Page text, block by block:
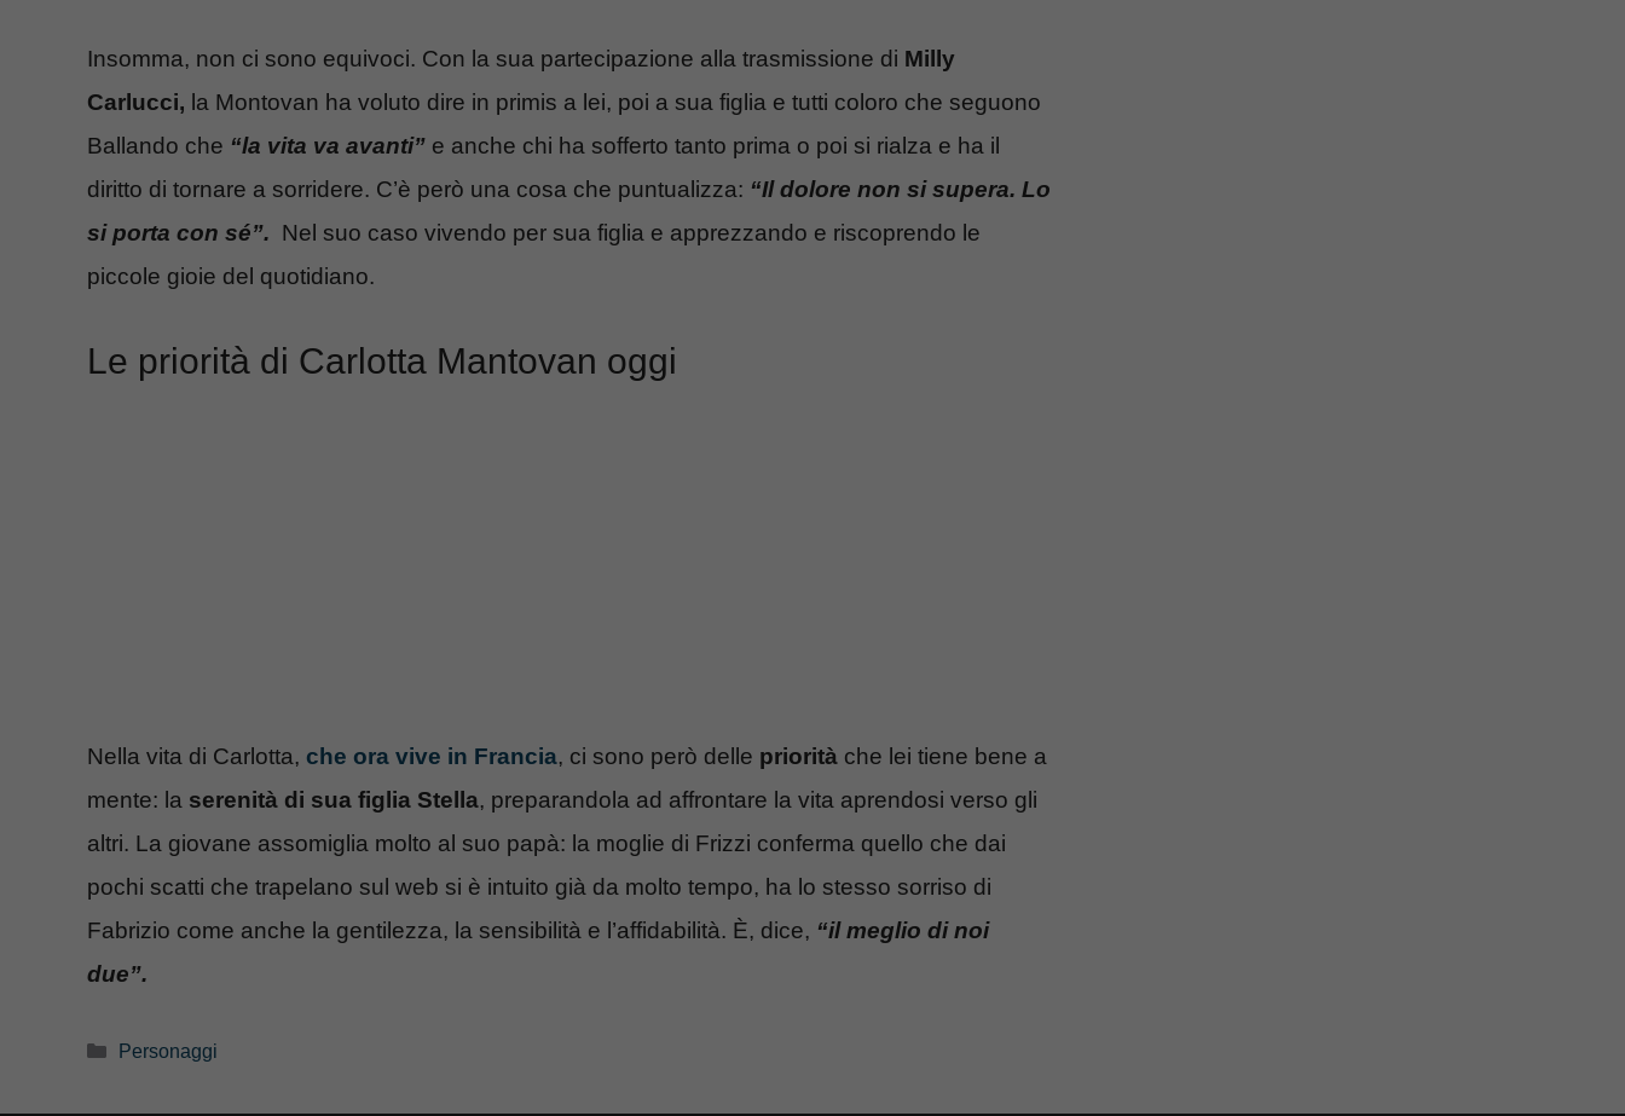
Insomma, non ci sono equivoci. Con la sua partecipazione alla trasmissione di Milly
Carlucci, la Montovan ha voluto dire in primis a lei, poi a sua figlia e tutti coloro che seguono
Ballando che “la vita va avanti” e anche chi ha sofferto tanto prima o poi si rialza e ha il
diritto di tornare a sorridere. C’è però una cosa che puntualizza: “Il dolore non si supera. Lo
si porta con sé”. Nel suo caso vivendo per sua figlia e apprezzando e riscoprendo le
piccole gioie del quotidiano.
Le priorità di Carlotta Mantovan oggi
Nella vita di Carlotta, che ora vive in Francia, ci sono però delle priorità che lei tiene bene a
mente: la serenità di sua figlia Stella, preparandola ad affrontare la vita aprendosi verso gli
altri. La giovane assomiglia molto al suo papà: la moglie di Frizzi conferma quello che dai
pochi scatti che trapelano sul web si è intuito già da molto tempo, ha lo stesso sorriso di
Fabrizio come anche la gentilezza, la sensibilità e l’affidabilità. È, dice, “il meglio di noi
due”.
Categorie
Personaggi